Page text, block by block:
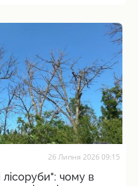
26 Липня 2026 09:15
лісоруби": чому в